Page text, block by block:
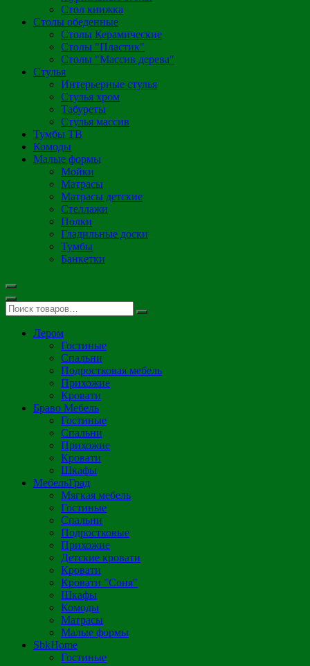
Стол книжка
Столы обеденные
Столы Керамические
Столы "Пластик"
Столы "Массив дерева"
Стулья
Интерьерные стулья
Стулья хром
Табуреты
Стулья массив
Тумбы ТВ
Комоды
Малые формы
Мойки
Матрасы
Матрасы детские
Стеллажи
Полки
Гладильные доски
Тумбы
Банкетки
Лером
Гостиные
Спальни
Подростковая мебель
Прихожие
Кровати
Браво Мебель
Гостиные
Спальни
Прихожие
Кровати
Шкафы
МебельГрад
Мягкая мебель
Гостиные
Спальни
Подростковые
Прихожие
Детские кровати
Кровати
Кровати "Соня"
Шкафы
Комоды
Матрасы
Малые формы
SbkHome
Гостиные